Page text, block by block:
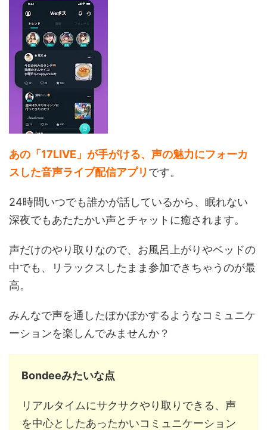
あの「17LIVE」が手がける、声の魅力にフォーカ
スした音声ライブ配信アプリ です。
24時間いつでも誰かが話しているから、眠れない
深夜でもあたたかい声とチャットに癒されます。
声だけのやり取りなので、お風呂上がりやベッドの
中でも、リラックスしたまま参加できちゃうのが最
高。
みんなで声を通したぽかぽかするようなコミュニケ
ーションを楽しんでみませんか？
Bondeeみたいな点
リアルタイムにサクサクやり取りできる、声
を中心としたあったかいコミュニケーション